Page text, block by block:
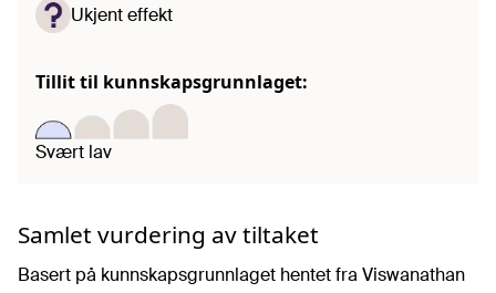
Ukjent effekt
Tillit til kunnskapsgrunnlaget:
Svært lav
Samlet vurdering av tiltaket
Basert på kunnskapsgrunnlaget hentet fra Viswanathan